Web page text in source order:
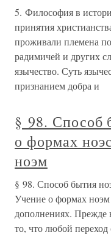
5. Философия в
принятия
проживали племена
радимичей и других
язычество. Суть
признанием добра и
§ 98. Способ
о формах
ноэм
§ 98. Способ бытия
Учение о формах
дополнениях. Прежде
то, что любой